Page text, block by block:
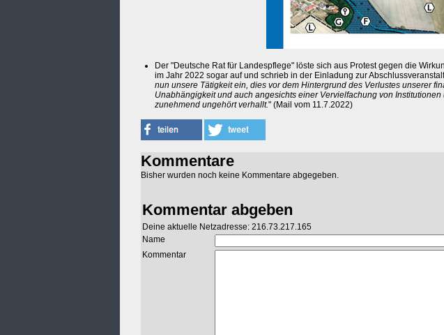
Der "Deutsche Rat für Landespflege" löste sich aus Protest gegen die
im Jahr 2022 sogar auf und schrieb in der Einladung zur
nun unsere Tätigkeit ein, dies vor dem Hintergrund des Verlustes unserer
Unabhängigkeit und auch angesichts einer Vervielfachung von
zunehmend ungehört verhallt." (Mail vom 11.7.2022)
Kommentare
Bisher wurden noch keine Kommentare abgegeben.
Kommentar abgeben
Deine aktuelle Netzadresse: 216.73.217.165
Name
Kommentar